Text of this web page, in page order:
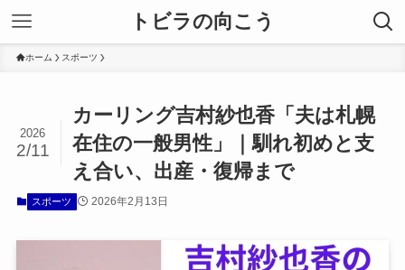
トビラの向こう
ホーム スポーツ
カーリング吉村紗也香「夫は札幌
在住の一般男性」｜馴れ初めと支
え合い、出産・復帰まで
2026
2/11
スポーツ 2026年2月13日